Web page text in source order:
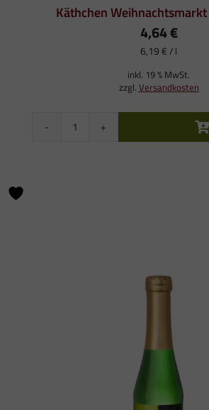
Käthchen
4,64€
6,19€ / l
inkl. 19 % MwSt.
zzgl. Versandkosten
Käthchen